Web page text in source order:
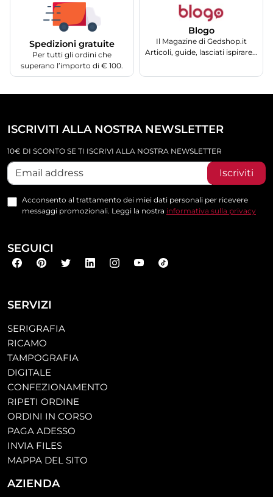
Spedizioni gratuite
Per tutti gli ordini che
superano l’importo di € 100.
Blogo
Il Magazine di Gedshop.it
Articoli, guide, lasciati ispirare...
SERVIZI
SERIGRAFIA
RICAMO
TAMPOGRAFIA
DIGITALE
CONFEZIONAMENTO
RIPETI ORDINE
ORDINI IN CORSO
PAGA ADESSO
INVIA FILES
MAPPA DEL SITO
AZIENDA
ISCRIVITI ALLA NOSTRA NEWSLETTER
10€ DI SCONTO SE TI ISCRIVI ALLA NOSTRA NEWSLETTER
Iscriviti
Acconsento al trattamento dei miei dati personali per ricevere
messaggi promozionali. Leggi la nostra informativa sulla privacy
SEGUICI